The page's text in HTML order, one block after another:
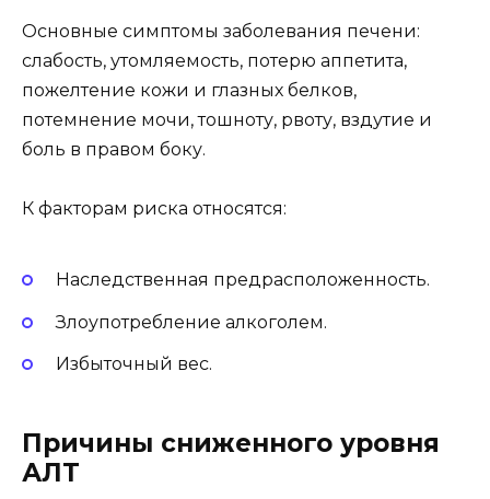
Основные симптомы заболевания печени:
слабость, утомляемость, потерю аппетита,
пожелтение кожи и глазных белков,
потемнение мочи, тошноту, рвоту, вздутие и
боль в правом боку.
К факторам риска относятся:
Наследственная предрасположенность.
Злоупотребление алкоголем.
Избыточный вес.
Причины сниженного уровня
АЛТ